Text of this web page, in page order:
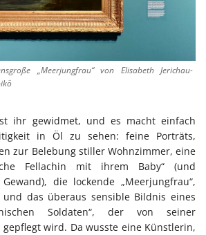
„Meerjungfrau“ von Elisabeth Jerichau-
ihr gewidmet, und es macht einfach
in Öl zu sehen: feine Porträts,
zur Belebung stiller Wohnzimmer, eine
Fellachin mit ihrem Baby“ (und
die lockende „Meerjungfrau“,
und das überaus sensible Bildnis eines
Soldaten“, der von seiner
gepflegt wird. Da wusste eine Künstlerin,